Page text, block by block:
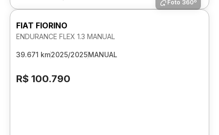
Foto 360º
FIAT FIORINO
ENDURANCE FLEX 1.3 MANUAL
39.671 km2025/2025MANUAL
R$ 100.790